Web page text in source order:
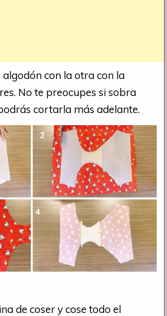
con la otra con la
No te preocupes si sobra
cortarla más adelante.
de coser y cose todo el